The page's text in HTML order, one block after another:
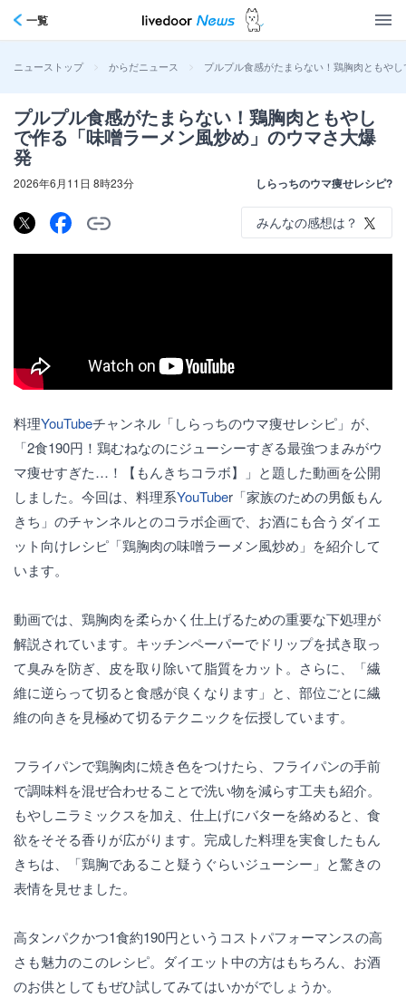
一覧
ニューストップ > からだニュース > プルプル食感がたまらない！鶏胸肉ともや
プルプル食感がたまらない！鶏胸肉ともやし
で作る「味噌ラーメン風炒め」のウマさ大爆
発
2026年6月11日 8時23分 しらっちのウマ痩せレシピ?
みんなの感想は？
料理YouTubeチャンネル「しらっちのウマ痩せレシピ」が、
「2食190円！鶏むねなのにジューシーすぎる最強つまみがウ
マ痩せすぎた…！【もんきちコラボ】」と題した動画を公開
しました。今回は、料理系YouTuber「家族のための男飯もん
きち」のチャンネルとのコラボ企画で、お酒にも合うダイエ
ット向けレシピ「鶏胸肉の味噌ラーメン風炒め」を紹介して
います。
動画では、鶏胸肉を柔らかく仕上げるための重要な下処理が
解説されています。キッチンペーパーでドリップを拭き取っ
て臭みを防ぎ、皮を取り除いて脂質をカット。さらに、「繊
維に逆らって切ると食感が良くなります」と、部位ごとに繊
維の向きを見極めて切るテクニックを伝授しています。
フライパンで鶏胸肉に焼き色をつけたら、フライパンの手前
で調味料を混ぜ合わせることで洗い物を減らす工夫も紹介。
もやしニラミックスを加え、仕上げにバターを絡めると、食
欲をそそる香りが広がります。完成した料理を実食したもん
きちは、「鶏胸であること疑うぐらいジューシー」と驚きの
表情を見せました。
高タンパクかつ1食約190円というコストパフォーマンスの高
さも魅力のこのレシピ。ダイエット中の方はもちろん、お酒
のお供としてもぜひ試してみてはいかがでしょうか。